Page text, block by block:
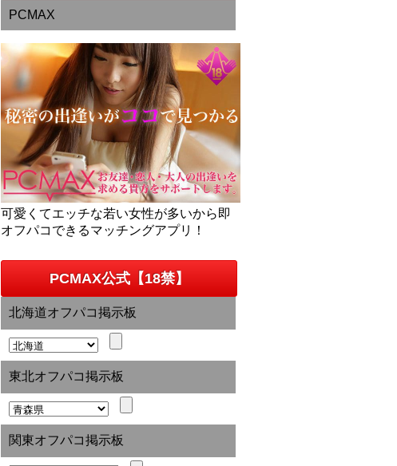
PCMAX
可愛くてエッチな若い女性が多いから即
オフパコできるマッチングアプリ！
PCMAX公式【18禁】
北海道オフパコ掲示板
東北オフパコ掲示板
関東オフパコ掲示板